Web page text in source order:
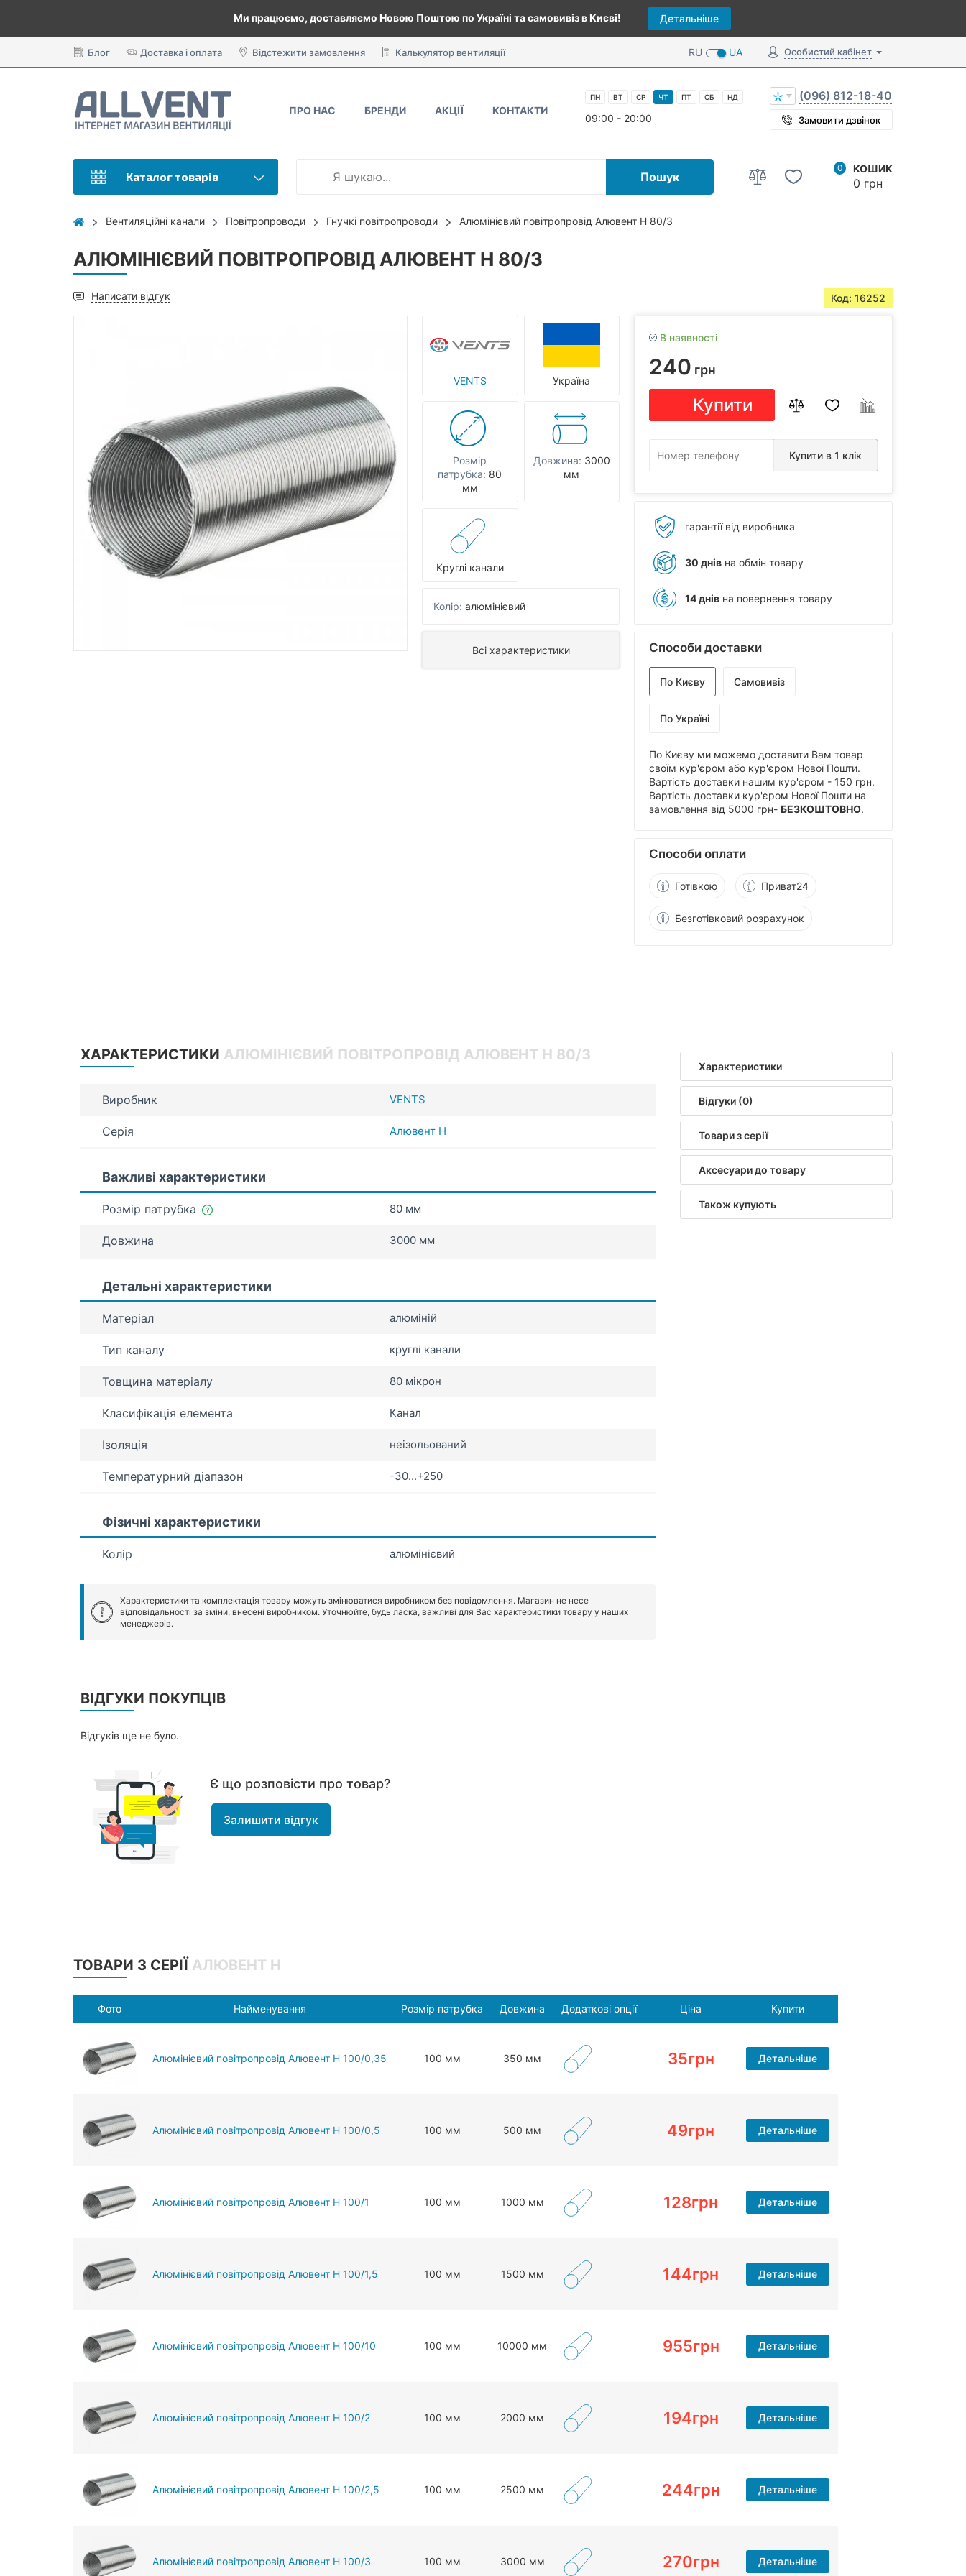
Ми працюємо, доставляємо Новою Поштою по Україні та самовивіз в Києві! Детальніше
Блог Доставка і оплата Відстежити замовлення Калькулятор вентиляції Особистий кабінет
RU UA
ПРО НАС БРЕНДИ АКЦІЇ КОНТАКТИ
ПН ВТ СР ЧТ ПТ СБ НД
09:00 - 20:00
(096) 812-18-40
Замовити дзвінок
Каталог товарів Пошук
0 КОШИК
0 грн
Вентиляційні канали Повітропроводи Гнучкі повітропроводи Алюмінієвий повітропровід Алювент Н 80/3
АЛЮМІНІЄВИЙ ПОВІТРОПРОВІД АЛЮВЕНТ Н 80/3
Написати відгук Код: 16252
VENTS Україна
Розмір
патрубка: 80
мм
Довжина: 3000
мм
Круглі канали
Колір: алюмінієвий
Всі характеристики
В наявності
240 грн
Купити
Купити в 1 клік
гарантії від виробника
30 днів на обмін товару
14 днів на повернення товару
Способи доставки
По Києву Самовивіз
По Україні
По Києву ми можемо доставити Вам товар
своїм кур'єром або кур'єром Нової Пошти.
Вартість доставки нашим кур'єром - 150 грн.
Вартість доставки кур'єром Нової Пошти на
замовлення від 5000 грн- БЕЗКОШТОВНО.
Способи оплати
Готівкою Приват24
Безготівковий розрахунок
Характеристики
Відгуки (0)
Товари з серії
Аксесуари до товару
Також купують
ХАРАКТЕРИСТИКИ АЛЮМІНІЄВИЙ ПОВІТРОПРОВІД АЛЮВЕНТ Н 80/3
Виробник VENTS
Серія Алювент Н
Важливі характеристики
Розмір патрубка 80 мм
Довжина 3000 мм
Детальні характеристики
Матеріал алюміній
Тип каналу круглі канали
Товщина матеріалу 80 мікрон
Класифікація елемента Канал
Ізоляція неізольований
Температурний діапазон -30...+250
Фізичні характеристики
Колір алюмінієвий
Характеристики та комплектація товару можуть змінюватися виробником без повідомлення. Магазин не несе
відповідальності за зміни, внесені виробником. Уточнюйте, будь ласка, важливі для Вас характеристики товару у наших
менеджерів.
ВІДГУКИ ПОКУПЦІВ
Відгуків ще не було.
Є що розповісти про товар?
Залишити відгук
ТОВАРИ З СЕРІЇ АЛЮВЕНТ Н
Фото Найменування Розмір патрубка Довжина Додаткові опції Ціна Купити
Алюмінієвий повітропровід Алювент Н 100/0,35 100 мм 350 мм 35грн Детальніше
Алюмінієвий повітропровід Алювент Н 100/0,5 100 мм 500 мм 49грн Детальніше
Алюмінієвий повітропровід Алювент Н 100/1 100 мм 1000 мм 128грн Детальніше
Алюмінієвий повітропровід Алювент Н 100/1,5 100 мм 1500 мм 144грн Детальніше
Алюмінієвий повітропровід Алювент Н 100/10 100 мм 10000 мм 955грн Детальніше
Алюмінієвий повітропровід Алювент Н 100/2 100 мм 2000 мм 194грн Детальніше
Алюмінієвий повітропровід Алювент Н 100/2,5 100 мм 2500 мм 244грн Детальніше
Алюмінієвий повітропровід Алювент Н 100/3 100 мм 3000 мм 270грн Детальніше